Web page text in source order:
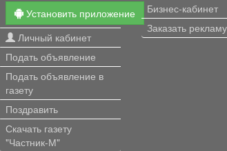
Установить приложение
Личный кабинет
Подать объявление
Подать объявление в
газету
Поздравить
Скачать газету
"Частник-М"
Бизнес-кабинет
Заказать рекламу